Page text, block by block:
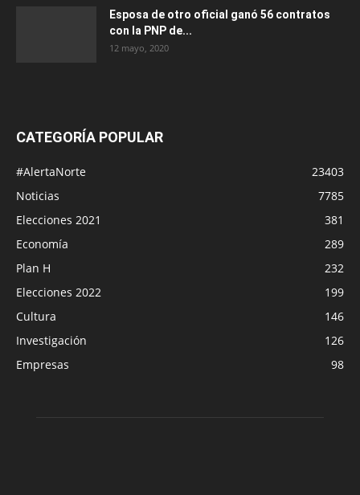
Esposa de otro oficial ganó 56 contratos
con la PNP de...
12 mayo, 2020
CATEGORÍA POPULAR
#AlertaNorte
23403
Noticias
7785
Elecciones 2021
381
Economía
289
Plan H
232
Elecciones 2022
199
Cultura
146
Investigación
126
Empresas
98